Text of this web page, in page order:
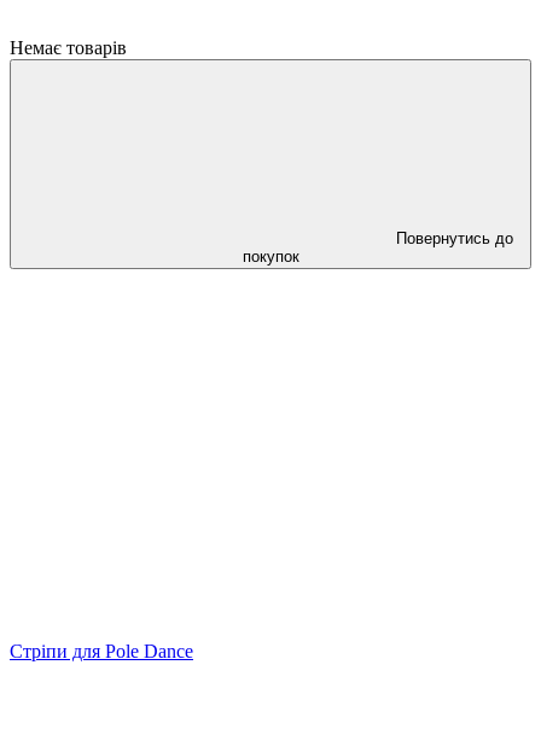
Немає товарів
Повернутись до
покупок
Cтріпи для Pole Dance